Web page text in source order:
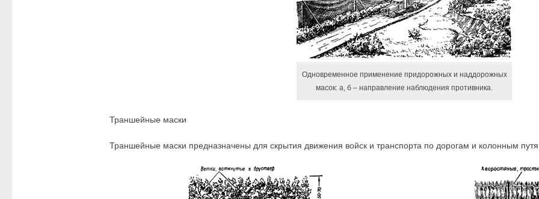
Одновременное применение придорожных и наддорожных
масок: а, б – направление наблюдения противника.
Траншейные маски
Траншейные маски предназначены для скрытия движения войск и транспорта по дорогам и колонным